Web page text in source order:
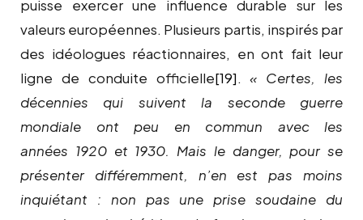
puisse exercer une influence durable sur les
valeurs européennes. Plusieurs partis, inspirés par
des idéologues réactionnaires, en ont fait leur
ligne de conduite officielle[19].« Certes, les
décennies qui suivent la seconde guerre
mondiale ont peu en commun avec les
années 1920 et 1930. Mais le danger, pour se
présenter différemment, n’en est pas moins
inquiétant : non pas une prise soudaine du